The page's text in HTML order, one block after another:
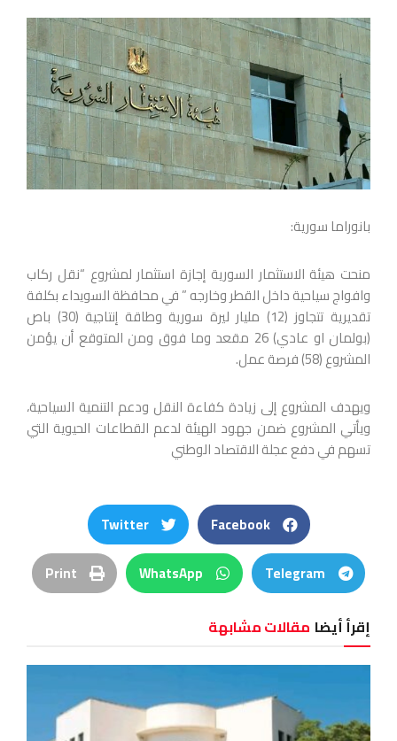
بانوراما سورية:
منحت هيئة الاستثمار السورية إجازة استثمار لمشروع “نقل ركاب
وافواج سياحية داخل القطر وخارجه ” في محافظة السويداء بكلفة
تقديرية تتجاوز (12) مليار ليرة سورية وطاقة إنتاجية (30) باص
(بولمان او عادي) 26 مقعد وما فوق ومن المتوقع أن يؤمن
المشروع (58) فرصة عمل.
ويهدف المشروع إلى زيادة كفاءة النقل ودعم التنمية السياحية،
ويأتي المشروع ضمن جهود الهيئة لدعم القطاعات الحيوية التي
تسهم في دفع عجلة الاقتصاد الوطني
Facebook
Twitter
Telegram
WhatsApp
Print
إقرأ أيضا مقالات مشابهة